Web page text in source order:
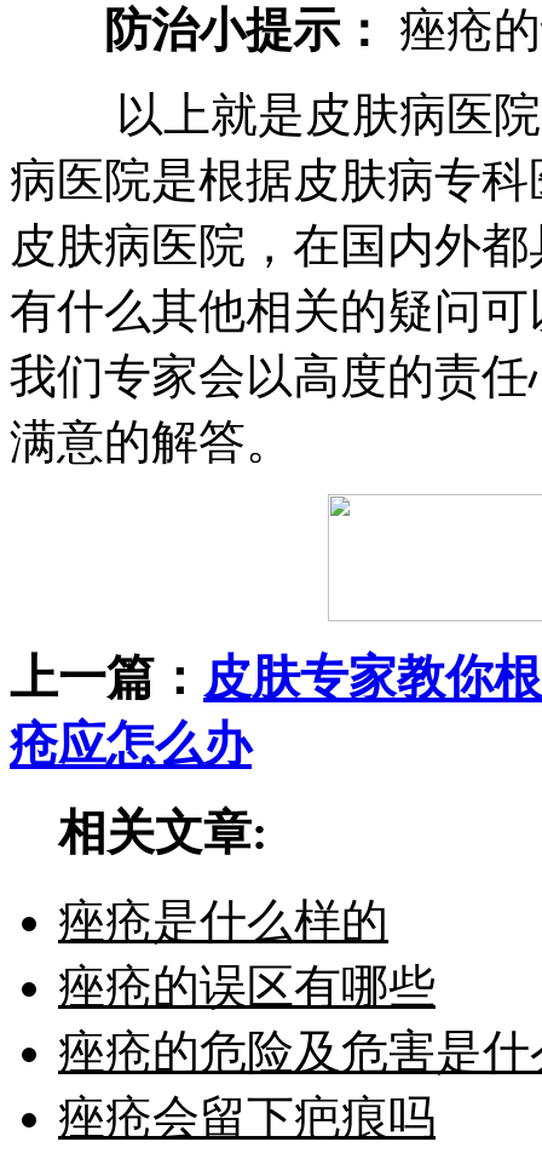
防治小提示： 痤疮
以上就是皮肤病医院
病医院是根据皮肤病专
皮肤病医院，在国内外
有什么其他相关的疑问
我们专家会以高度的责
满意的解答。
上一篇： 皮肤专家教你
疮应怎么办
相关文章:
痤疮是什么样的
痤疮的误区有哪些
痤疮的危险及危害是什
痤疮会留下疤痕吗